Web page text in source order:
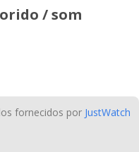
/ som
fornecidos por JustWatch